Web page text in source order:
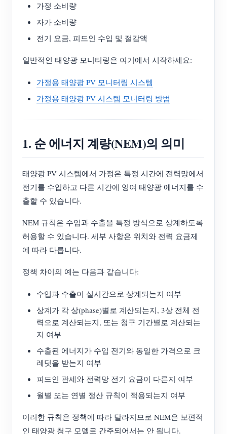
가정 소비량
자가 소비량
전기 요금, 피드인 수입 및 절감액
일반적인 태양광 모니터링은 여기에서 시작하세요:
가정용 태양광 PV 모니터링 시스템
가정용 태양광 PV 시스템 모니터링 방법
1. 순 에너지 계량(NEM)의 의미
태양광 PV 시스템에서 가정은 특정 시간에 전력망에서
전기를 수입하고 다른 시간에 잉여 태양광 에너지를 수
출할 수 있습니다.
NEM 규칙은 수입과 수출을 특정 방식으로 상계하도록
허용할 수 있습니다. 세부 사항은 위치와 전력 요금제
에 따라 다릅니다.
정책 차이의 예는 다음과 같습니다:
수입과 수출이 실시간으로 상계되는지 여부
상계가 각 상(phase)별로 계산되는지, 3상 전체 전
력으로 계산되는지, 또는 청구 기간별로 계산되는
지 여부
수출된 에너지가 수입 전기와 동일한 가격으로 크
레딧을 받는지 여부
피드인 관세와 전력망 전기 요금이 다른지 여부
월별 또는 연별 정산 규칙이 적용되는지 여부
이러한 규칙은 정책에 따라 달라지므로 NEM은 보편적
인 태양광 청구 모델로 간주되어서는 안 됩니다.